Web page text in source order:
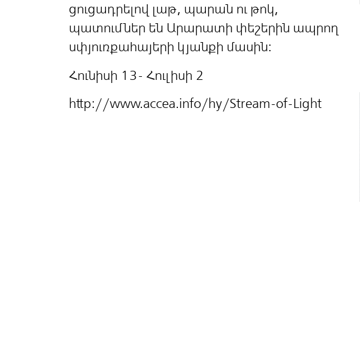
ցուցադրելով լաթ, պարան ու թոկ,
պատումներ են Արարատի փեշերին ապրող
սփյուռքահայերի կյանքի մասին:
Հունիսի 13- Հուլիսի 2
http://www.accea.info/hy/Stream-of-Light